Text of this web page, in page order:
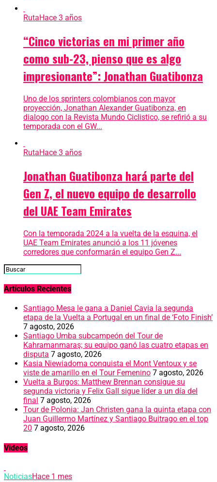
RutaHace 3 años
“Cinco victorias en mi primer año
como sub-23, pienso que es algo
impresionante”: Jonathan Guatibonza
Uno de los sprinters colombianos con mayor
proyección, Jonathan Alexander Guatibonza, en
dialogo con la Revista Mundo Ciclistico, se refirió a su
temporada con el GW...
RutaHace 3 años
Jonathan Guatibonza hará parte del
Gen Z, el nuevo equipo de desarrollo
del UAE Team Emirates
Con la temporada 2024 a la vuelta de la esquina, el
UAE Team Emirates anunció a los 11 jóvenes
corredores que conformarán el equipo Gen Z...
Artículos Recientes
Santiago Mesa le gana a Daniel Cavia la segunda
etapa de la Vuelta a Portugal en un final de ‘Foto Finish’
7 agosto, 2026
Santiago Umba subcampeón del Tour de
Kahramanmaraş; su equipo ganó las cuatro etapas en
disputa 7 agosto, 2026
Kasia Niewiadoma conquista el Mont Ventoux y se
viste de amarillo en el Tour Femenino 7 agosto, 2026
Vuelta a Burgos: Matthew Brennan consigue su
segunda victoria y Felix Gall sigue líder a un día del
final 7 agosto, 2026
Tour de Polonia: Jan Christen gana la quinta etapa con
Juan Guillermo Martínez y Santiago Buitrago en el top
20 7 agosto, 2026
Videos
NoticiasHace 1 mes